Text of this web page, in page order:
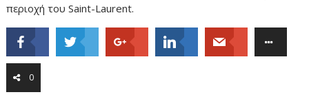
περιοχή του Saint-Laurent.
0